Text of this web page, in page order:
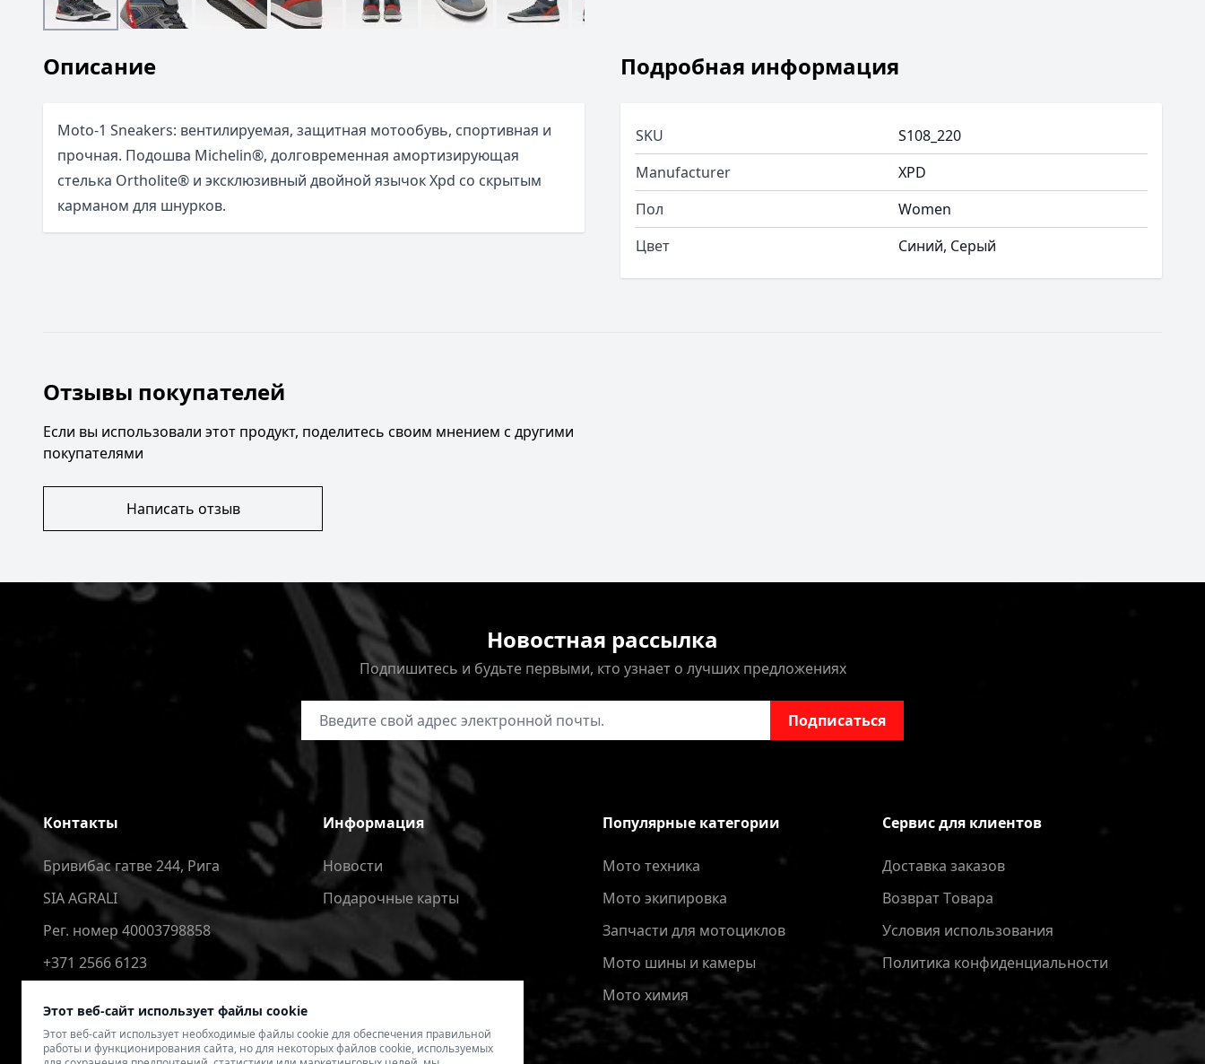
Этот веб-сайт использует файлы cookie
Этот веб-сайт использует необходимые файлы cookie для обеспечения правильной
работы и функционирования сайта, но для некоторых файлов cookie, используемых
Описание
Moto-1 Sneakers: вентилируемая, защитная мотообувь, спортивная и
прочная. Подошва Michelin®, долговременная амортизирующая
стелька Ortholite® и эксклюзивный двойной язычок Xpd со скрытым
карманом для шнурков.
Подробная информация
SKU
S108_220
Manufacturer
XPD
Пол
Women
Цвет
Синий, Серый
Отзывы покупателей
Если вы использовали этот продукт, поделитесь своим мнением с другими
покупателями
Написать отзыв
Новостная рассылка
Подпишитесь и будьте первыми, кто узнает о лучших предложениях
Адрес электронной почты Подписаться
Контакты
Бривибас гатве 244, Рига
SIA AGRALI
Рег. номер 40003798858
+371 2566 6123
Информация
Новости
Подарочные карты
Популярные категории
Мото техника
Мото экипировка
Запчасти для мотоциклов
Мото шины и камеры
Мото химия
Сервис для клиентов
Доставка заказов
Bозврат Tовара
Условия использования
Политика конфиденциальности